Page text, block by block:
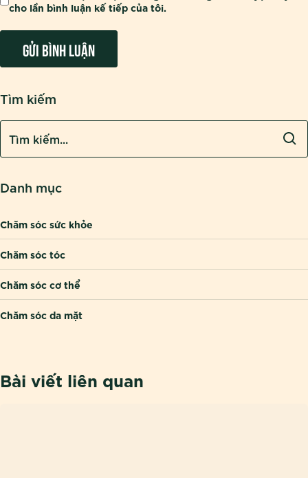
cho lần bình luận kế tiếp của tôi.
Tìm kiếm
Danh mục
Chăm sóc sức khỏe
Chăm sóc tóc
Chăm sóc cơ thể
Chăm sóc da mặt
Bài viết liên quan